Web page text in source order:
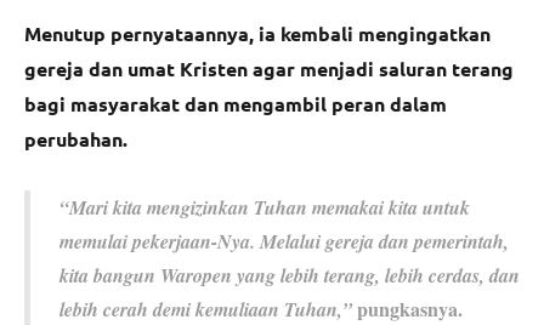
Menutup pernyataannya, ia kembali mengingatkan
gereja dan umat Kristen agar menjadi saluran terang
bagi masyarakat dan mengambil peran dalam
perubahan.
“Mari kita mengizinkan Tuhan memakai kita untuk
memulai pekerjaan-Nya. Melalui gereja dan pemerintah,
kita bangun Waropen yang lebih terang, lebih cerdas, dan
lebih cerah demi kemuliaan Tuhan,”pungkasnya.